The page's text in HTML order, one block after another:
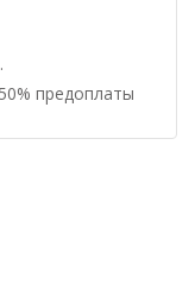
предоплаты